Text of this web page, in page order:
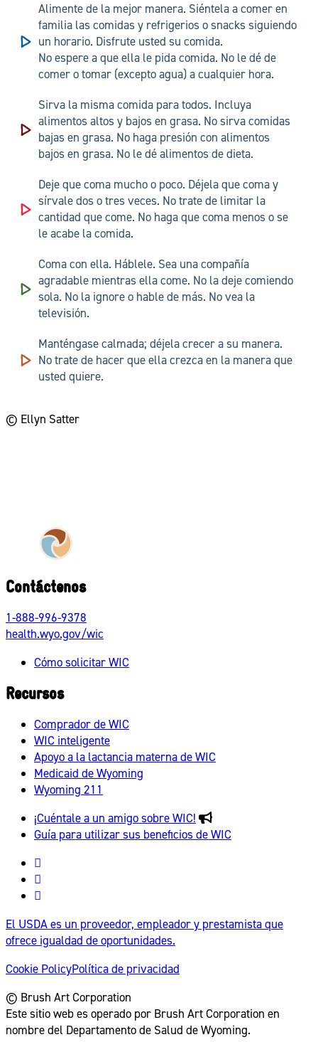
Alimente de la mejor manera. Siéntela a comer en
familia las comidas y refrigerios o snacks siguiendo
un horario. Disfrute usted su comida.
No espere a que ella le pida comida. No le dé de
comer o tomar (excepto agua) a cualquier hora.
Sirva la misma comida para todos. Incluya
alimentos altos y bajos en grasa. No sirva comidas
bajas en grasa. No haga presión con alimentos
bajos en grasa. No le dé alimentos de dieta.
Deje que coma mucho o poco. Déjela que coma y
sírvale dos o tres veces. No trate de limitar la
cantidad que come. No haga que coma menos o se
le acabe la comida.
Coma con ella. Háblele. Sea una compañía
agradable mientras ella come. No la deje comiendo
sola. No la ignore o hable de más. No vea la
televisión.
Manténgase calmada; déjela crecer a su manera.
No trate de hacer que ella crezca en la manera que
usted quiere.
© Ellyn Satter
Contáctenos
1-888-996-9378
health.wyo.gov/wic
Cómo solicitar WIC
Recursos
Comprador de WIC
WIC inteligente
Apoyo a la lactancia materna de WIC
Medicaid de Wyoming
Wyoming 211
¡Cuéntale a un amigo sobre WIC!
Guía para utilizar sus beneficios de WIC
El USDA es un proveedor, empleador y prestamista que
ofrece igualdad de oportunidades.
Cookie PolicyPolítica de privacidad
© Brush Art Corporation
Este sitio web es operado por Brush Art Corporation en
nombre del Departamento de Salud de Wyoming.